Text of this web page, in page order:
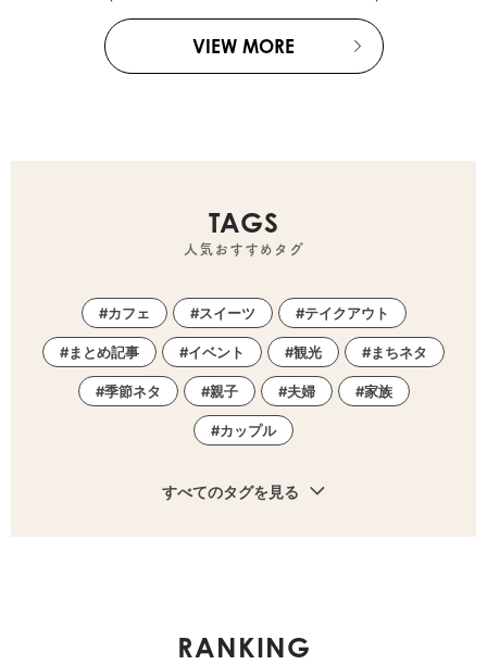
VIEW MORE
TAGS
人気おすすめタグ
カフェ スイーツ テイクアウト
まとめ記事 イベント 観光 まちネタ
季節ネタ 親子 夫婦 家族
カップル
すべてのタグを見る
RANKING